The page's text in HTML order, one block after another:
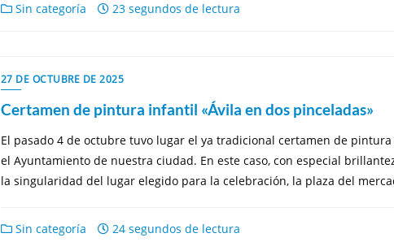
Sin categoría 23 segundos de lectura
27 DE OCTUBRE DE 2025
Certamen de pintura infantil «Ávila en dos pinceladas»
El pasado 4 de octubre tuvo lugar el ya tradicional certamen de
el Ayuntamiento de nuestra ciudad. En este caso, con especial
la singularidad del lugar elegido para la celebración, la plaza del
Sin categoría 24 segundos de lectura